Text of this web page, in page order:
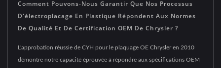
Comment Pouvons-Nous Garantir Que Nos Processus
D'électroplacage En Plastique Répondent Aux Normes
De Qualité Et De Certification OEM De Chrysler ?
L'approbation réussie de CYH pour le plaquage OE Chrysler en 2010
démontre notre capacité éprouvée à répondre aux spécifications OEM